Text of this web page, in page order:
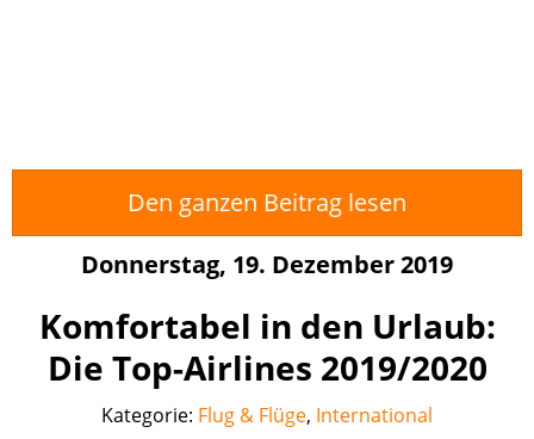
Den ganzen Beitrag lesen
Donnerstag, 19. Dezember 2019
Komfortabel in den Urlaub:
Die Top-Airlines 2019/2020
Kategorie: Flug & Flüge, International